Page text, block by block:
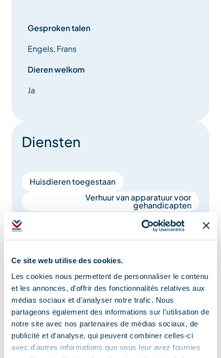
Ce site web utilise des cookies.
Les cookies nous permettent de personnaliser le contenu
et les annonces, d'offrir des fonctionnalités relatives aux
médias sociaux et d'analyser notre trafic. Nous
partageons également des informations sur l'utilisation de
notre site avec nos partenaires de médias sociaux, de
publicité et d'analyse, qui peuvent combiner celles-ci
avec d'autres informations que vous leur avez fournies
Gesproken talen
Engels, Frans
Dieren welkom
Ja
Diensten
Huisdieren toegestaan
Verhuur van apparatuur voor
gehandicapten
Lokalisatie